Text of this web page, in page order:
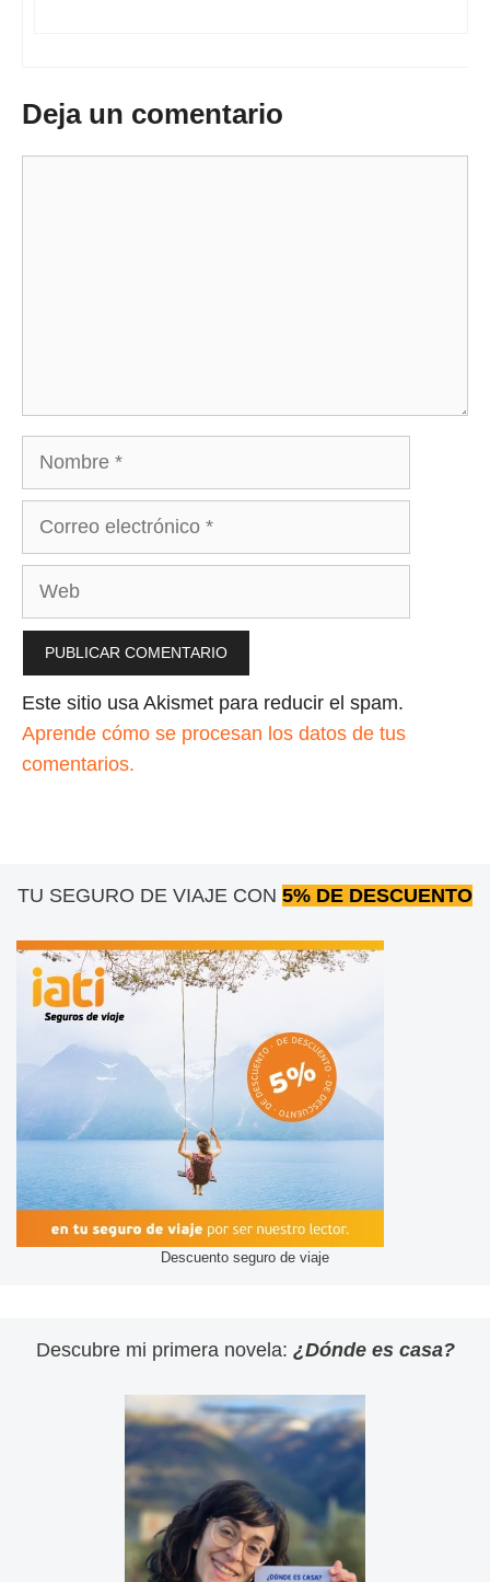
Deja un comentario
Nombre
Correo
Web
Este sitio usa Akismet para reducir el spam.
Aprende cómo se procesan los datos de tus
comentarios.
TU SEGURO DE VIAJE CON 5% DE DESCUENTO
Descuento seguro de viaje
Descubre mi primera novela: ¿Dónde es casa?